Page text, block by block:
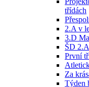
třídách
2.A v
3.D
ŠD
První
Za
Týden